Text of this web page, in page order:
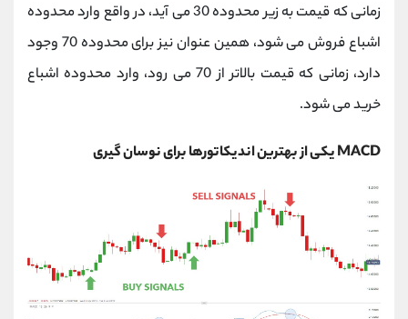
زمانی که قیمت به زیر محدوده 30 می آید، در واقع وارد محدوده
اشباع فروش می شود، همین عنوان نیز برای محدوده 70 وجود
دارد، زمانی که قیمت بالاتر از 70 می رود، وارد محدوده اشباع
خرید می شود.
MACDیکی از بهترین اندیکاتورها برای نوسان گیری